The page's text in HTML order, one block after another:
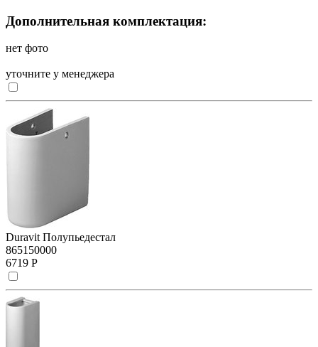
Дополнительная комплектация:
нет фото
уточните у менеджера
Duravit Полупьедестал
865150000
6719 Р